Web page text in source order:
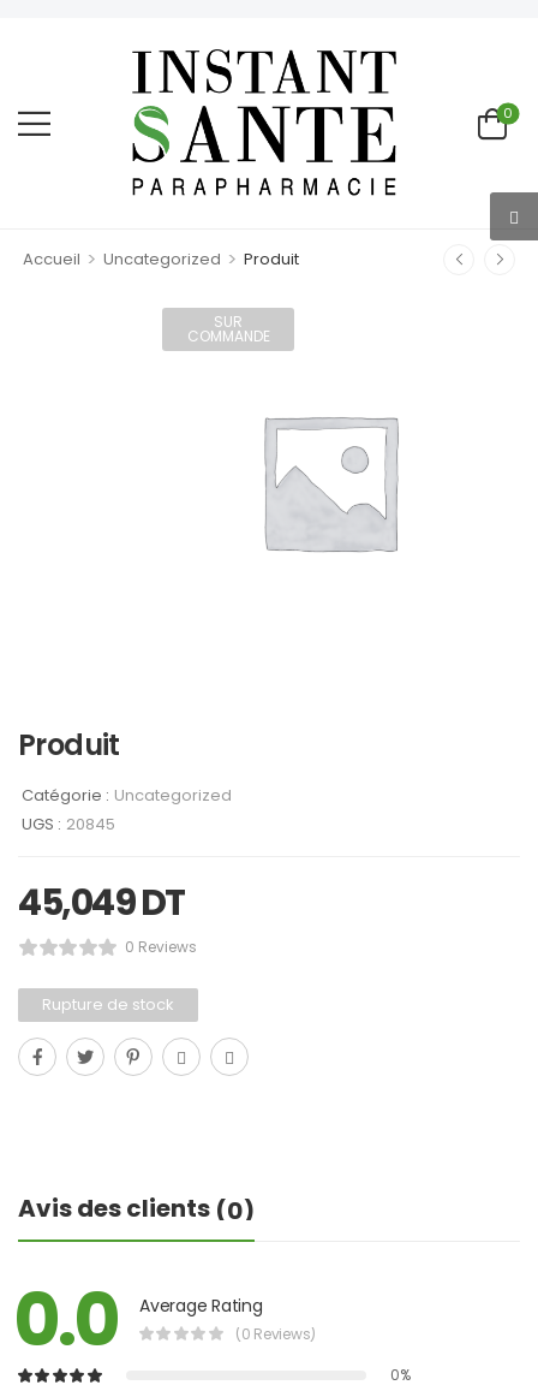
0
Accueil > Uncategorized > Produit
SUR
COMMANDE
Produit
Catégorie : Uncategorized
UGS : 20845
45,049DT
0 Reviews
Rupture de stock
Avis des clients (0)
0.0 Average Rating
(0 Reviews)
0%